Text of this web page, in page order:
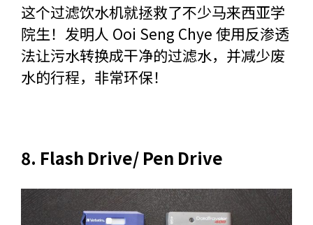
这个过滤饮水机就拯救了不少马来西亚学
院生！发明人 Ooi Seng Chye 使用反渗透
法让污水转换成干净的过滤水，并减少废
水的行程，非常环保！
8. Flash Drive/ Pen Drive